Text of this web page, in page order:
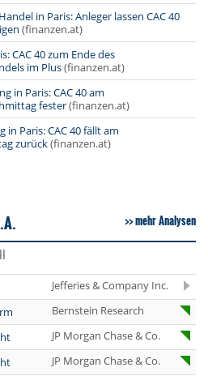
in Paris: Anleger lassen CAC 40
(finanzen.at)
CAC 40 zum Ende des
im Plus(finanzen.at)
in Paris: CAC 40 am
fester(finanzen.at)
in Paris: CAC 40 fällt am
zurück(finanzen.at)
mehr Analysen
Jefferies & Company Inc.
Bernstein Research
JP Morgan Chase & Co.
JP Morgan Chase & Co.